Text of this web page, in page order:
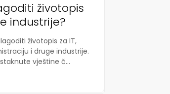
životopis
industrije?
životopis za IT,
i druge industrije.
vještine č...